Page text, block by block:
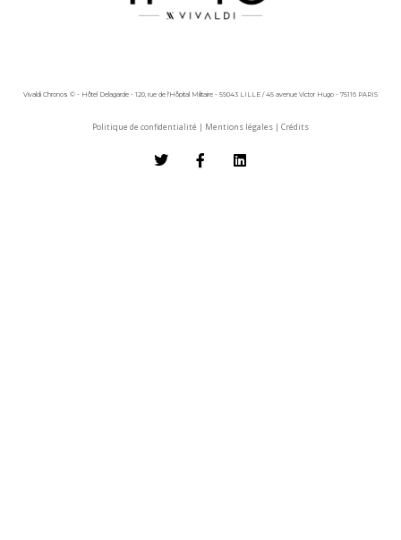
Vivaldi Chronos © - Hôtel Delagarde - 120, rue de l'Hôpital Militaire - 59043 LILLE / 45 avenue Victor Hugo - 75116 PARIS
Politique de confidentialité | Mentions légales | Crédits